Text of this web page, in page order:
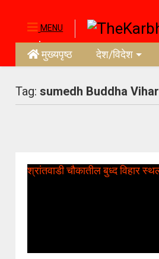
MENU
मुख्यपृष्ठ देश/विदेश
Tag:sumedh Buddha Vihar